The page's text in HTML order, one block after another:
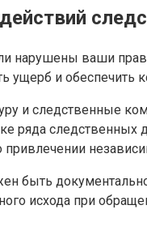
нарушены ваши
ущерб и
и следственные
ряда следственных
привлечении
быть
исхода при